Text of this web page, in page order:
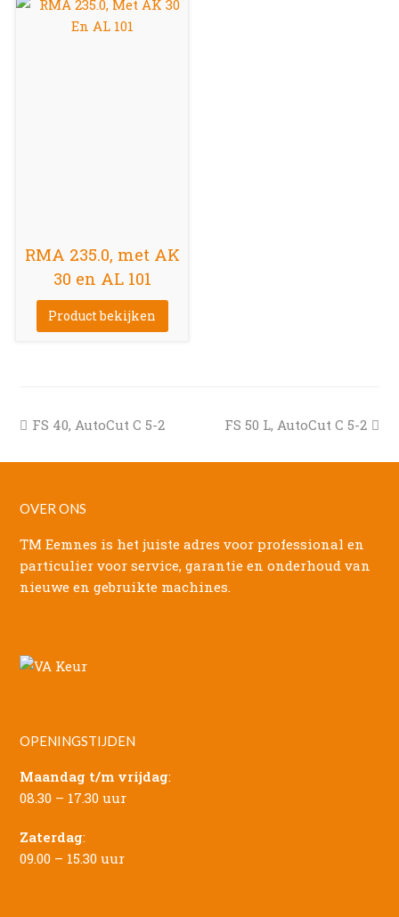
RMA 235.0, met AK
30 en AL 101
Product bekijken
previous
FS 40, AutoCut C 5-2
next
FS 50 L, AutoCut C 5-2
OVER ONS
TM Eemnes is het juiste adres voor professional en
particulier voor service, garantie en onderhoud van
nieuwe en gebruikte machines.
OPENINGSTIJDEN
Maandag t/m vrijdag:
08.30 – 17.30 uur
Zaterdag:
09.00 – 15.30 uur